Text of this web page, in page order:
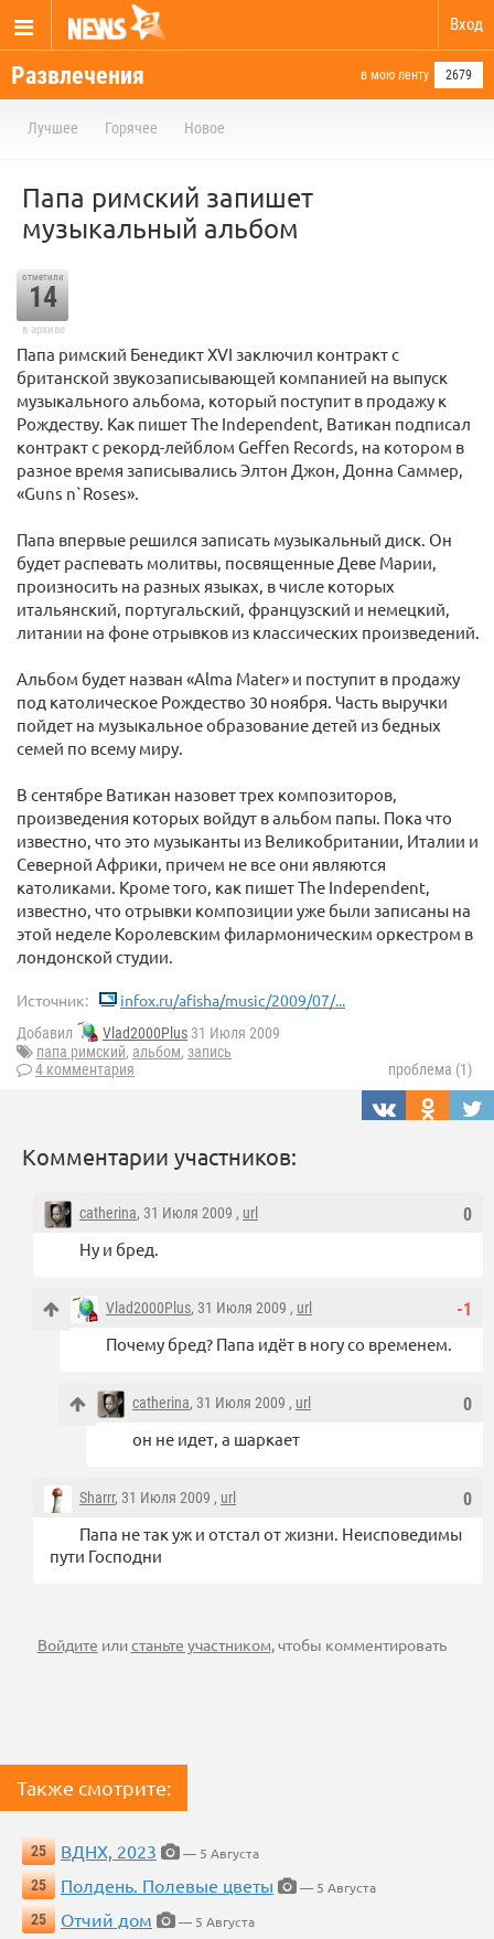
Вход
Развлечения в мою ленту 2679
Лучшее Горячее Новое
Папа римский запишет
музыкальный альбом
отметили
14
в архиве
Папа римский Бенедикт XVI заключил контракт с
британской звукозаписывающей компанией на выпуск
музыкального альбома, который поступит в продажу к
Рождеству. Как пишет The Independent, Ватикан подписал
контракт с рекорд-лейблом Geffen Records, на котором в
разное время записывались Элтон Джон, Донна Саммер,
«Guns n`Roses».
Папа впервые решился записать музыкальный диск. Он
будет распевать молитвы, посвященные Деве Марии,
произносить на разных языках, в числе которых
итальянский, португальский, французский и немецкий,
литании на фоне отрывков из классических произведений.
Альбом будет назван «Alma Mater» и поступит в продажу
под католическое Рождество 30 ноября. Часть выручки
пойдет на музыкальное образование детей из бедных
семей по всему миру.
В сентябре Ватикан назовет трех композиторов,
произведения которых войдут в альбом папы. Пока что
известно, что это музыканты из Великобритании, Италии и
Северной Африки, причем не все они являются
католиками. Кроме того, как пишет The Independent,
известно, что отрывки композиции уже были записаны на
этой неделе Королевским филармоническим оркестром в
лондонской студии.
Источник: infox.ru/afisha/music/2009/07/...
Добавил Vlad2000Plus 31 Июля 2009
папа римский, альбом, запись
4 комментария
проблема (1)
Комментарии участников:
0
catherina, 31 Июля 2009 , url
Ну и бред.
-1
Vlad2000Plus, 31 Июля 2009 , url
Почему бред? Папа идёт в ногу со временем.
0
catherina, 31 Июля 2009 , url
он не идет, а шаркает
0
Sharrr, 31 Июля 2009 , url
Папа не так уж и отстал от жизни. Неисповедимы
пути Господни
Войдите илистаньте участником, чтобы комментировать
Также смотрите:
25 ВДНХ, 2023
— 5 Августа
25
Полдень. Полевые цветы
— 5 Августа
25
Отчий дом
— 5 Августа